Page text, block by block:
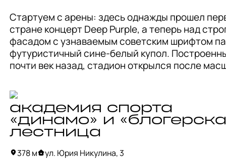
Стартуем с арены: здесь однажды прошел
стране концерт Deep Purple, а теперь над
фасадом с узнаваемым советским шрифтом
футуристичный сине-белый купол.
почти век назад, стадион открылся после
центр, а в куполе — хоккейный и футбольный
стадионы, превращающиеся в концертную
Главная достопримечательность — барельефы
известного скульптора Сергея Меркурова с
и южной трибуны советского стадиона.
академия спорта
«динамо» и
лестница
378 м ул. Юрия Никулина, 3